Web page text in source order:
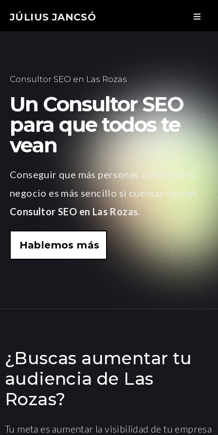
JÚLIUS JANCSÓ
Consultor SEO en Las Rozas
Un Consultor SEO
para que todos te
vean
Conseguir que más personas conozcan tu
negocio es más sencillo si cuentas con un
Consultor SEO en Las Rozas.
Hablemos más
¿Buscas aumentar tu
audiencia de Las
Rozas?
Tu meta es aumentar la visibilidad de tu empresa